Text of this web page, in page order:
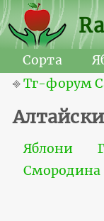
Сорта
⎆Тг-форум
Яблони
Смородина